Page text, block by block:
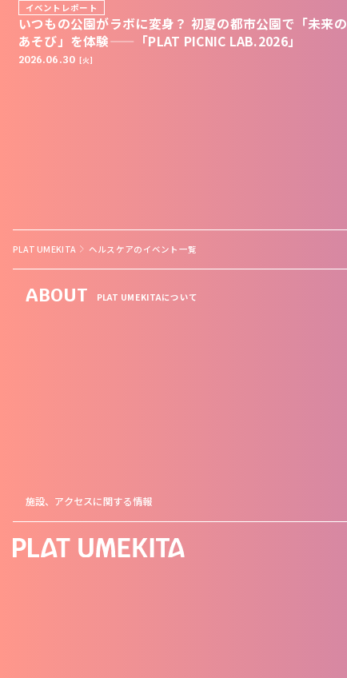
イベントレポート
いつもの公園がラボに変身？ 初夏の都市公園で「未来の
あそび」を体験——「PLAT PICNIC LAB.2026」
2026.06.30 [火]
PLAT UMEKITA ヘルスケアのイベント一覧
ABOUT PLAT UMEKITAについて
施設、アクセスに関する情報